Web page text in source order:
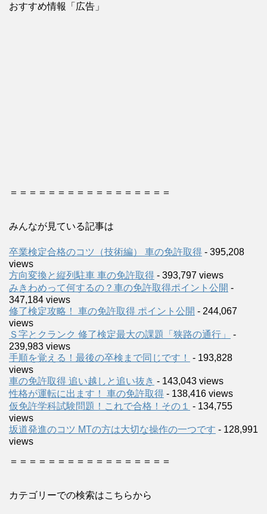
おすすめ情報「広告」
＝＝＝＝＝＝＝＝＝＝＝＝＝＝＝＝＝
みんなが見ている記事は
卒業検定合格のコツ（技術編） 車の免許取得 - 395,208
views
方向変換と縦列駐車 車の免許取得 - 393,797 views
みきわめって何するの？車の免許取得ポイント公開 -
347,184 views
修了検定攻略！ 車の免許取得 ポイント公開 - 244,067
views
Ｓ字とクランク 修了検定最大の課題「狭路の通行」
-
239,983 views
手順を覚える！最後の卒検まで同じです！
- 193,828
views
車の免許取得 追い越しと追い抜き - 143,043 views
性格が運転に出ます！ 車の免許取得 - 138,416 views
仮免許学科試験問題！これで合格！その１
- 134,755
views
坂道発進のコツ MTの方は大切な操作の一つです - 128,991
views
＝＝＝＝＝＝＝＝＝＝＝＝＝＝＝＝＝
カテゴリーでの検索はこちらから